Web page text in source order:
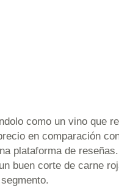
como un vino que
en comparación
plataforma de
buen corte de carne